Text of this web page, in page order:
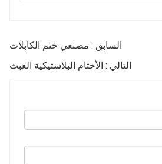
السابق : مصنعي ختم الكابلات
التالي : الأختام البلاستيكية العبث